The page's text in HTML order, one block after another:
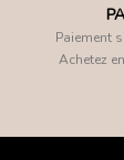
Paiement
Achetez